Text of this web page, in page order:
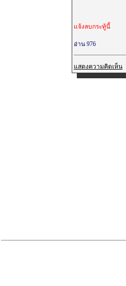
แจ้งลบกระทู้นี้
อ่าน 976
แสดงความคิดเห็น